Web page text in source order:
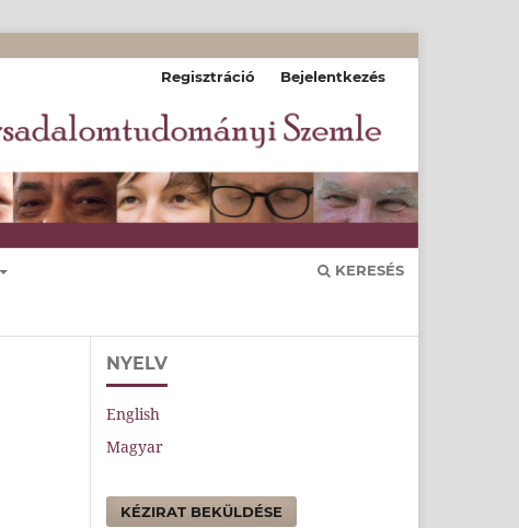
KERESÉS
Regisztráció Bejelentkezés
NYELV
English
Magyar
KÉZIRAT BEKÜLDÉSE